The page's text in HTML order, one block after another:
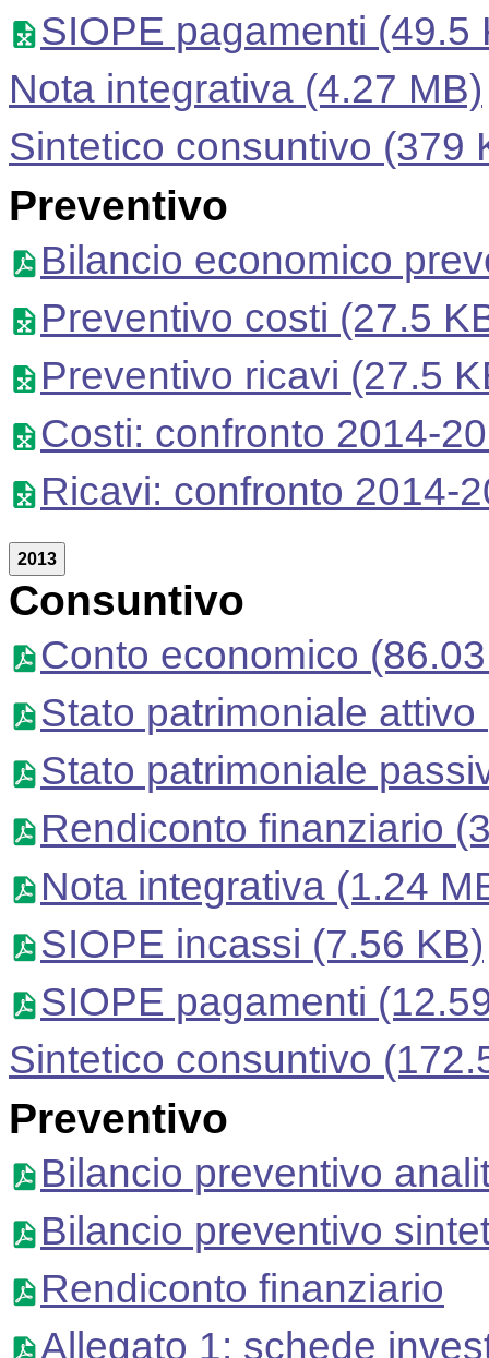
SIOPE pagamenti (49.5
Nota integrativa (4.27 MB)
Sintetico consuntivo (379
Preventivo
Bilancio economico
Preventivo costi (27.5
Preventivo ricavi (27.5
Costi: confronto 2014-
Ricavi: confronto 2014-
2013
Consuntivo
Conto economico
Stato patrimoniale attivo
Stato patrimoniale
Rendiconto finanziario
Nota integrativa (1.24
SIOPE incassi (7.56 KB)
SIOPE pagamenti
Sintetico consuntivo
Preventivo
Bilancio preventivo
Bilancio preventivo
Rendiconto finanziario
Allegato 1: schede